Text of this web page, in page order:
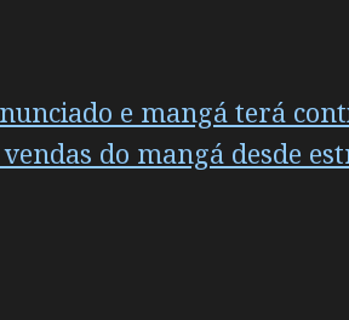
e mangá terá
do mangá desde